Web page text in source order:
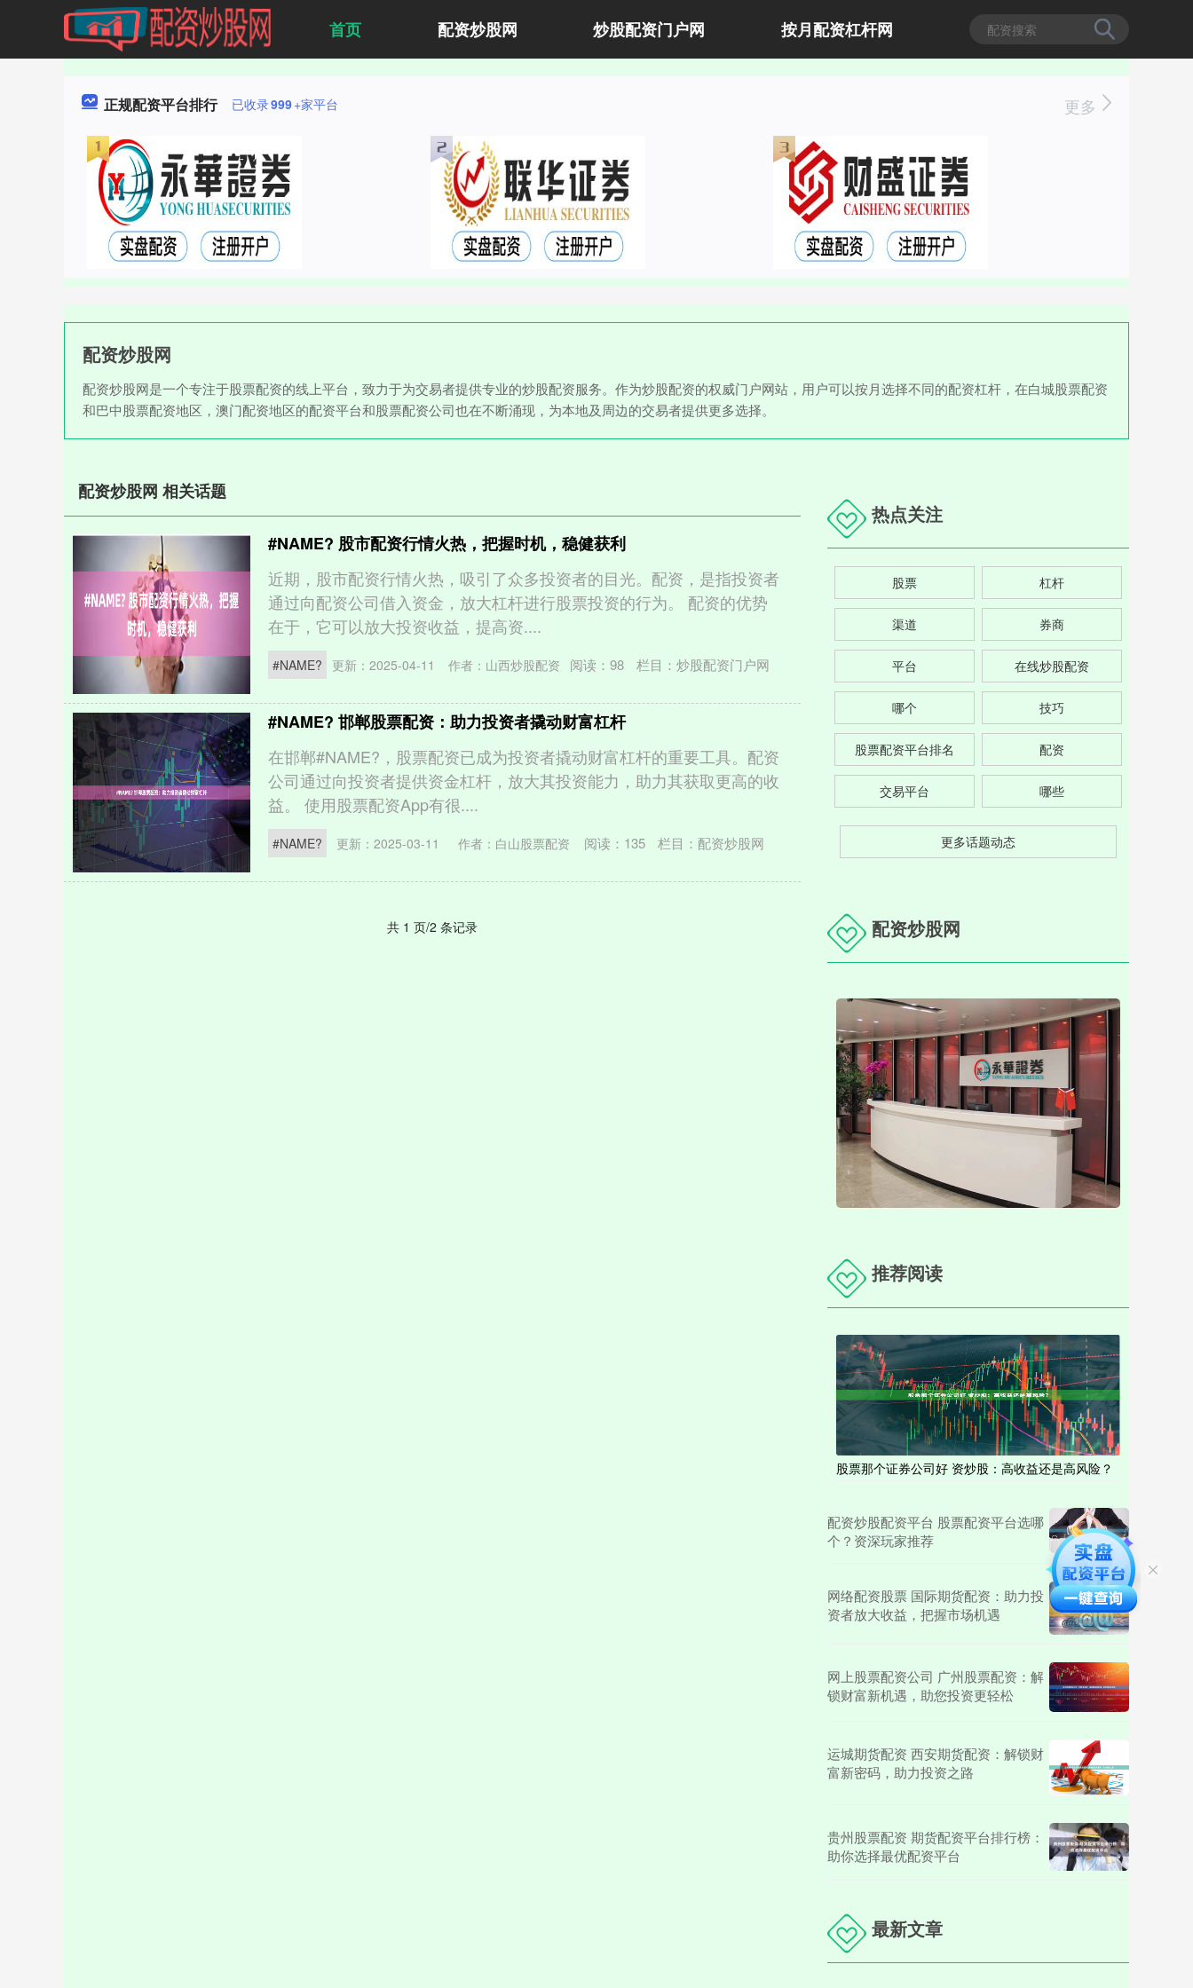
首页 配资炒股网 炒股配资门户网 按月配资杠杆网
正规配资平台排行 已收录999+家平台 更多
配资炒股网
配资炒股网是一个专注于股票配资的线上平台，致力于为交易者提供专业的炒股配资服务。作为炒股配资的权威门户网站，用户可以按月选择不同的配资杠杆，在白城股票配资
和巴中股票配资地区，澳门配资地区的配资平台和股票配资公司也在不断涌现，为本地及周边的交易者提供更多选择。
配资炒股网 相关话题
#NAME? 股市配资行情火热，把握时机，稳健获利
近期，股市配资行情火热，吸引了众多投资者的目光。配资，是指投资者
通过向配资公司借入资金，放大杠杆进行股票投资的行为。 配资的优势
在于，它可以放大投资收益，提高资....
#NAME? 更新：2025-04-11 作者：山西炒股配资 阅读： 98 栏目： 炒股配资门户网
#NAME? 邯郸股票配资：助力投资者撬动财富杠杆
在邯郸#NAME?，股票配资已成为投资者撬动财富杠杆的重要工具。配资
公司通过向投资者提供资金杠杆，放大其投资能力，助力其获取更高的收
益。 使用股票配资App有很....
#NAME? 更新：2025-03-11 作者：白山股票配资 阅读： 135 栏目： 配资炒股网
共 1 页/2 条记录
热点关注
股票 杠杆
渠道 券商
平台 在线炒股配资
哪个 技巧
股票配资平台排名 配资
交易平台 哪些
更多话题动态
配资炒股网
推荐阅读
股票那个证券公司好 资炒股：高收益还是高风险？
配资炒股配资平台 股票配资平台选哪
个？资深玩家推荐
网络配资股票 国际期货配资：助力投
资者放大收益，把握市场机遇
网上股票配资公司 广州股票配资：解
锁财富新机遇，助您投资更轻松
运城期货配资 西安期货配资：解锁财
富新密码，助力投资之路
贵州股票配资 期货配资平台排行榜：
助你选择最优配资平台
最新文章